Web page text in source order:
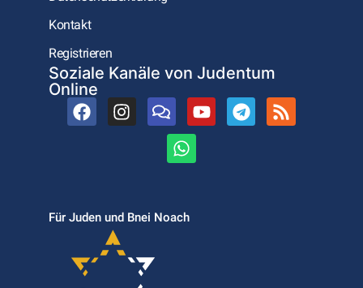
Kontakt
Registrieren
Soziale Kanäle von Judentum
Online
Für Juden und Bnei Noach